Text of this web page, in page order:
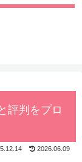
評判をプロ
2026.06.09